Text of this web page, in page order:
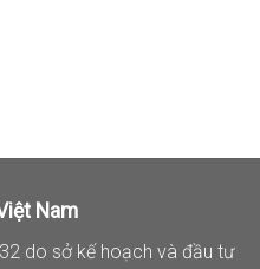
Nam
do sở kế hoạch và đầu tư